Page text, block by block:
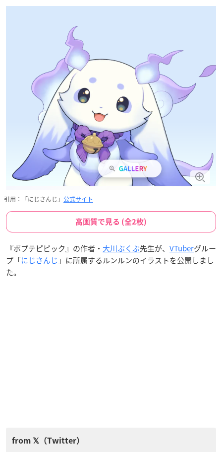
引用：「にじさんじ」 公式サイト
高画質で見る (全2枚)
『ポプテピピック』の作者・ 大川ぶくぶ先生が、 VTuberグルー
プ「にじさんじ 」に所属するルンルンのイラストを公開しまし
た。